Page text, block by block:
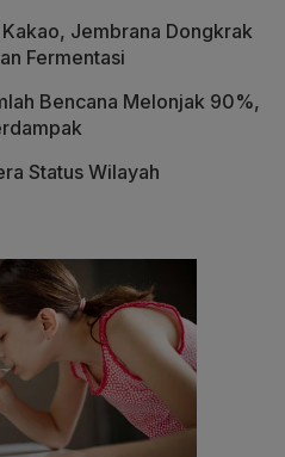
Jembrana Dongkrak
Fermentasi
Bencana Melonjak 90%,
Status Wilayah